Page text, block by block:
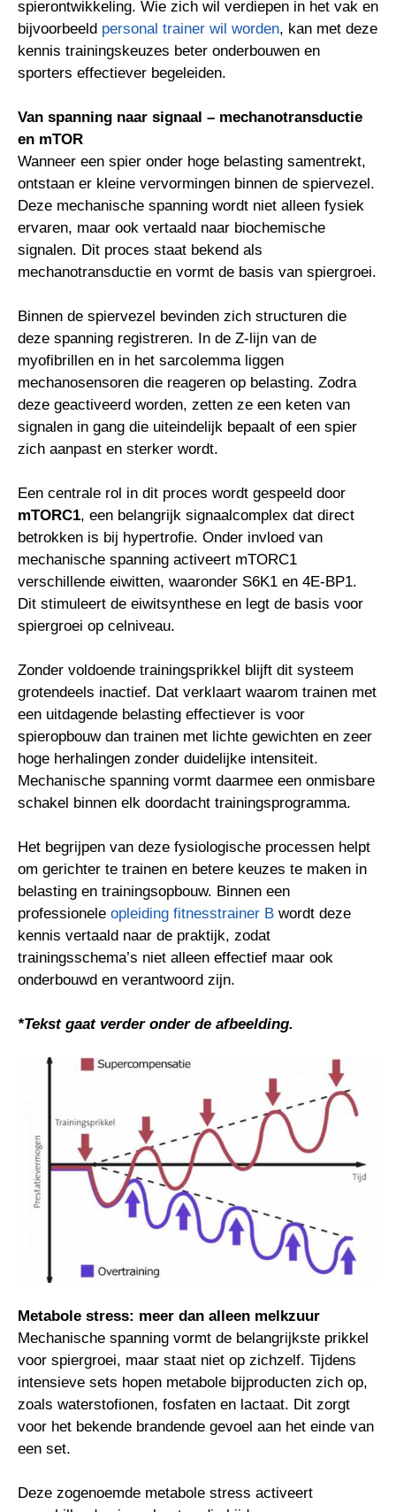
spierontwikkeling. Wie zich wil verdiepen in het vak en
bijvoorbeeld personal trainer wil worden, kan met deze
kennis trainingskeuzes beter onderbouwen en
sporters effectiever begeleiden.
Van spanning naar signaal – mechanotransductie
en mTOR
Wanneer een spier onder hoge belasting samentrekt,
ontstaan er kleine vervormingen binnen de spiervezel.
Deze mechanische spanning wordt niet alleen fysiek
ervaren, maar ook vertaald naar biochemische
signalen. Dit proces staat bekend als
mechanotransductie en vormt de basis van spiergroei.
Binnen de spiervezel bevinden zich structuren die
deze spanning registreren. In de Z-lijn van de
myofibrillen en in het sarcolemma liggen
mechanosensoren die reageren op belasting. Zodra
deze geactiveerd worden, zetten ze een keten van
signalen in gang die uiteindelijk bepaalt of een spier
zich aanpast en sterker wordt.
Een centrale rol in dit proces wordt gespeeld door
mTORC1, een belangrijk signaalcomplex dat direct
betrokken is bij hypertrofie. Onder invloed van
mechanische spanning activeert mTORC1
verschillende eiwitten, waaronder S6K1 en 4E-BP1.
Dit stimuleert de eiwitsynthese en legt de basis voor
spiergroei op celniveau.
Zonder voldoende trainingsprikkel blijft dit systeem
grotendeels inactief. Dat verklaart waarom trainen met
een uitdagende belasting effectiever is voor
spieropbouw dan trainen met lichte gewichten en zeer
hoge herhalingen zonder duidelijke intensiteit.
Mechanische spanning vormt daarmee een onmisbare
schakel binnen elk doordacht trainingsprogramma.
Het begrijpen van deze fysiologische processen helpt
om gerichter te trainen en betere keuzes te maken in
belasting en trainingsopbouw. Binnen een
professionele opleiding fitnesstrainer B wordt deze
kennis vertaald naar de praktijk, zodat
trainingsschema’s niet alleen effectief maar ook
onderbouwd en verantwoord zijn.
*Tekst gaat verder onder de afbeelding.
Metabole stress: meer dan alleen melkzuur
Mechanische spanning vormt de belangrijkste prikkel
voor spiergroei, maar staat niet op zichzelf. Tijdens
intensieve sets hopen metabole bijproducten zich op,
zoals waterstofionen, fosfaten en lactaat. Dit zorgt
voor het bekende brandende gevoel aan het einde van
een set.
Deze zogenoemde metabole stress activeert